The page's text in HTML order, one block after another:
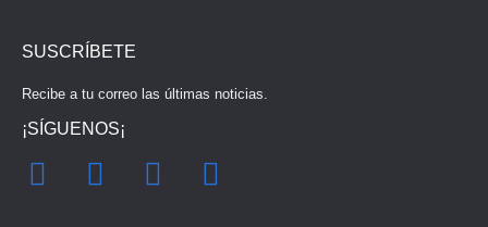
SUSCRÍBETE
Recibe a tu correo las últimas noticias.
¡SÍGUENOS¡
F
I
Y
T